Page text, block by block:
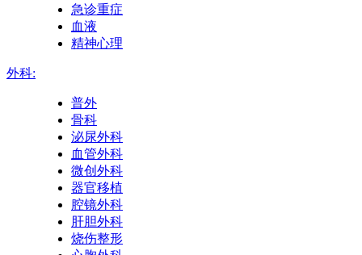
急诊重症
血液
精神心理
外科:
普外
骨科
泌尿外科
血管外科
微创外科
器官移植
腔镜外科
肝胆外科
烧伤整形